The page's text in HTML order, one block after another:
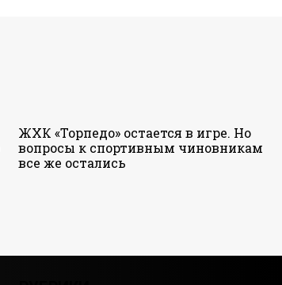
ЖХК «Торпедо» остается в игре. Но
вопросы к спортивным чиновникам
все же остались